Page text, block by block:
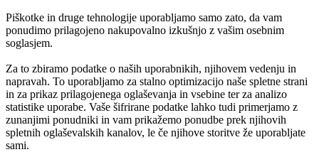
Piškotke in druge tehnologije uporabljamo samo zato, da vam
ponudimo prilagojeno nakupovalno izkušnjo z vašim osebnim
soglasjem.
Za to zbiramo podatke o naših uporabnikih, njihovem vedenju in
napravah. To uporabljamo za stalno optimizacijo naše spletne strani
in za prikaz prilagojenega oglaševanja in vsebine ter za analizo
statistike uporabe. Vaše šifrirane podatke lahko tudi primerjamo z
zunanjimi ponudniki in vam prikažemo ponudbe prek njihovih
spletnih oglaševalskih kanalov, le če njihove storitve že uporabljate
sami.